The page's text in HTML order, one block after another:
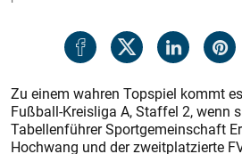
Zu einem wahren Topspiel kommt
Fußball-Kreisliga A, Staffel 2, wenn
Tabellenführer Sportgemeinschaft
Hochwang und der zweitplatzierte